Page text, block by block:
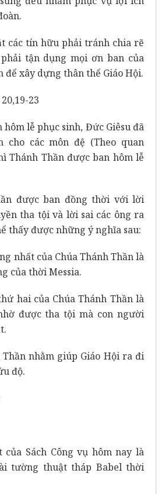
các tín hữu phải tránh chia rẽ
tận dụng mọi ơn ban của
để xây dựng thân thể Giáo Hội.
23
lễ phục sinh, Đức Giêsu đã
cho các môn đệ (Theo quan
Thánh Thần được ban hôm lễ
được ban đồng thời với lời
tha tội và lời sai các ông ra
thấy được những ý nghĩa sau:
nhất của Chúa Thánh Thần là
của thời Messia.
hai của Chúa Thánh Thần là
được tha tội mà con người
Thần nhằm giúp Giáo Hội ra đi
độ.
Sách Công vụ hôm nay là
tường thuật tháp Babel thời